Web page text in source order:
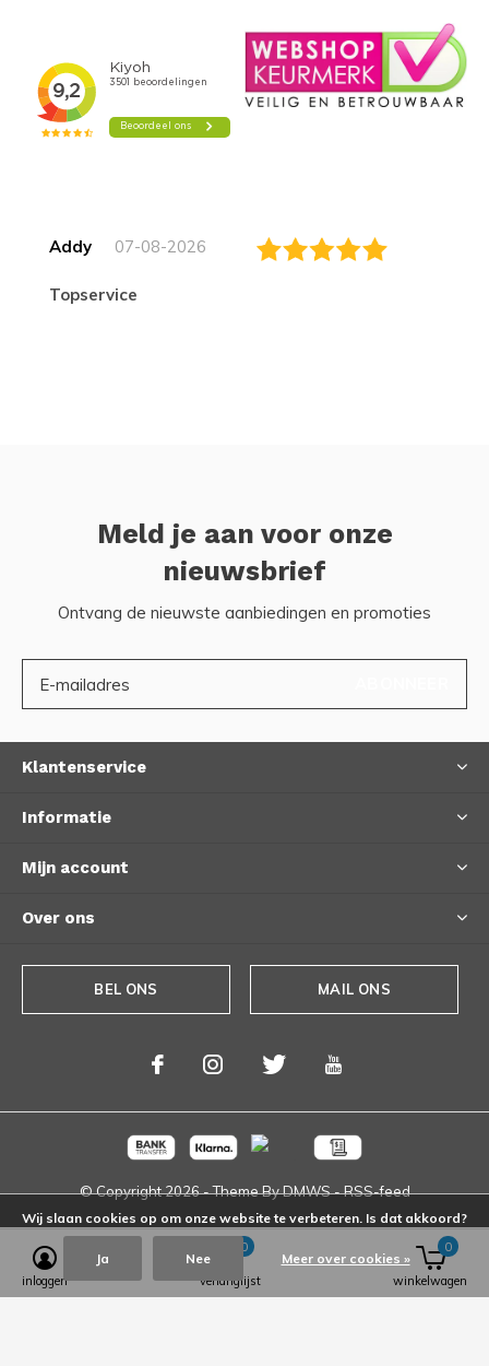
Addy 07-08-2026
topservice
Meld je aan voor onze
nieuwsbrief
Ontvang de nieuwste aanbiedingen en promoties
Klantenservice
Informatie
Mijn account
Over ons
BEL ONS MAIL ONS
© Copyright2026- Theme ByDMWS-RSS-feed
inloggen verlanglijst
0
winkelwagen
0
Wij slaan cookies op om onze website te verbeteren. Is dat akkoord?
Ja Nee Meer over cookies »